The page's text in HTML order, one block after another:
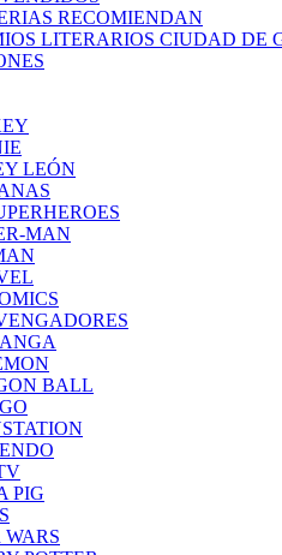
RECOMIENDAN
LITERARIOS CIUDAD DE
LEÓN
MAN
BALL
PIG
WARS